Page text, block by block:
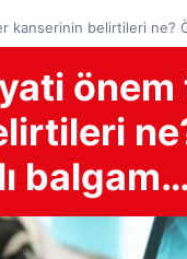
kanserinin belirtileri ne?